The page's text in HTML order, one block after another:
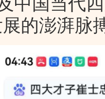
的澎湃脉